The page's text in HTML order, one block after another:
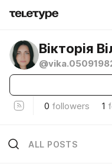
Вікторія
0 followers 1
ALL POSTS